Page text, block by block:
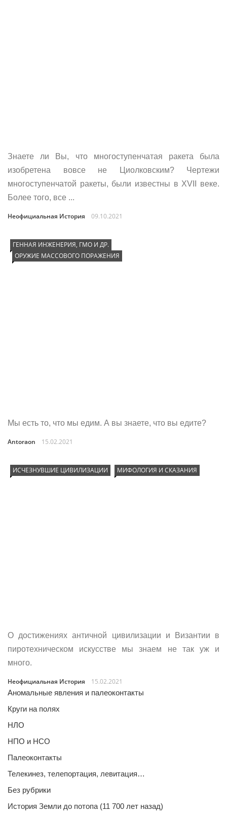
Знаете ли Вы, что многоступенчатая ракета была
изобретена вовсе не Циолковским? Чертежи
многоступенчатой ракеты, были известны в XVII веке.
Более того, все ...
Неофициальная История 09.10.2021
ГЕННАЯ ИНЖЕНЕРИЯ, ГМО И ДР.
ОРУЖИЕ МАССОВОГО ПОРАЖЕНИЯ
Мы есть то, что мы едим. А вы знаете, что вы едите?
Antoraon 15.02.2021
ИСЧЕЗНУВШИЕ ЦИВИЛИЗАЦИИ МИФОЛОГИЯ И СКАЗАНИЯ
О достижениях античной цивилизации и Византии в
пиротехническом искусстве мы знаем не так уж и
много.
Неофициальная История
15.02.2021
Аномальные явления и палеоконтакты
Круги на полях
НЛО
НПО и НСО
Палеоконтакты
Телекинез, телепортация, левитация…
Без рубрики
История Земли до потопа (11 700 лет назад)